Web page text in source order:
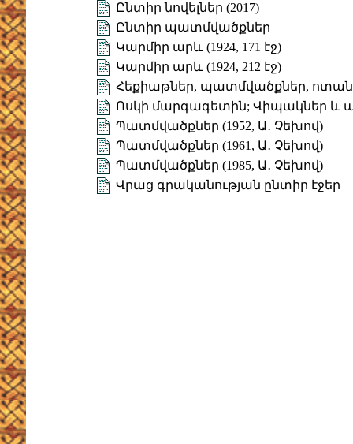
Ընտիր նովելներ (2017)
Ընտիր պատմվածքներ
Կարմիր արև (1924, 171 էջ)
Կարմիր արև (1924, 212 էջ)
Հեքիաթներ, պատմվածքներ,
Ոսկի մարգագետին; Վիպակներ
Պատմվածքներ (1952, Ա․ Չեխով)
Պատմվածքներ (1961, Ա․ Չեխով)
Պատմվածքներ (1985, Ա․ Չեխով)
Վրաց գրականության ընտիր էջեր